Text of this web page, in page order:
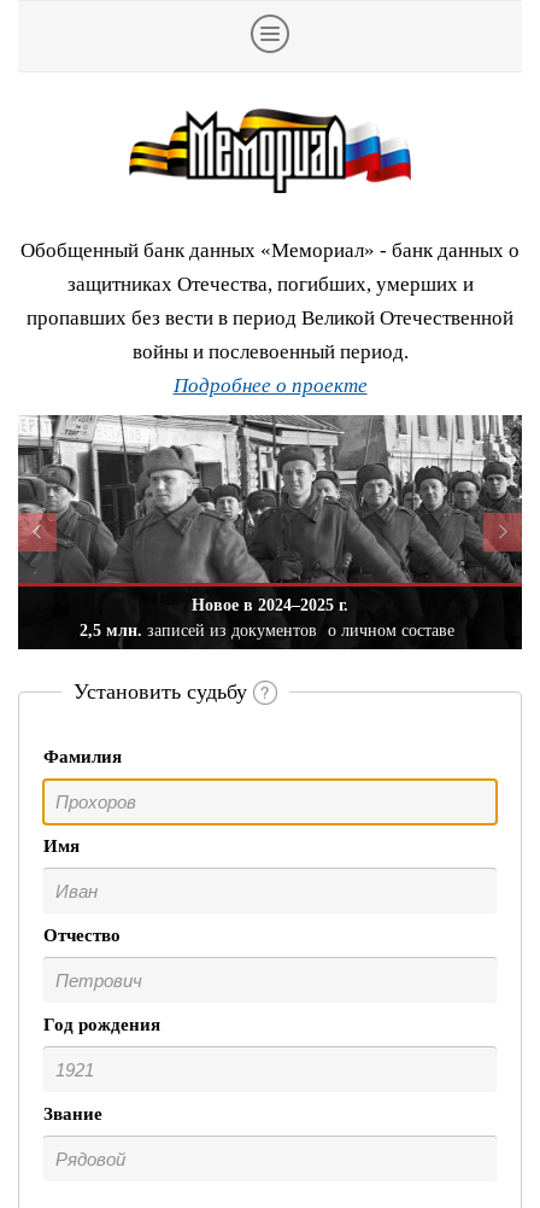
Обобщенный банк данных «Мемориал» - банк данных о
защитниках Отечества, погибших, умерших и
пропавших без вести в период Великой Отечественной
войны и послевоенный период.
Подробнее о проекте
Новое в 2024–2025 г.
2,5 млн. записей из документов о личном составе
Установить судьбу
Фамилия
Имя
Отчество
Год рождения
Звание